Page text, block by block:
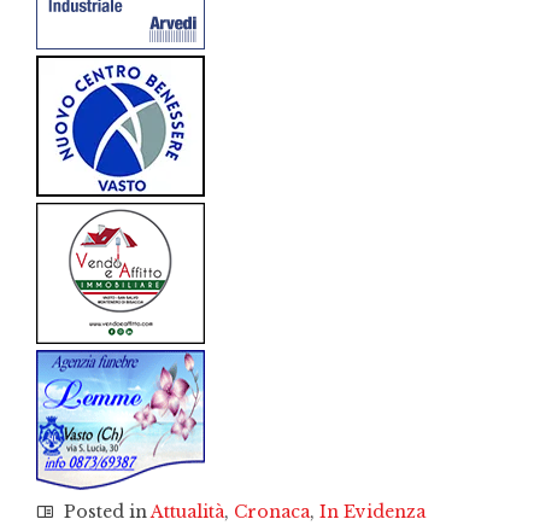
Posted inAttualità, Cronaca, In Evidenza